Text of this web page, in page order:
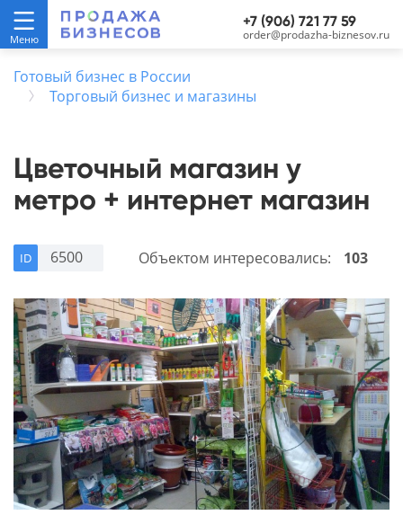
+7 (906) 721 77 59
order@prodazha-biznesov.ru
Готовый бизнес в России
Торговый бизнес и магазины
Цветочный магазин у
метро + интернет магазин
ID 6500 Объектом интересовались: 103